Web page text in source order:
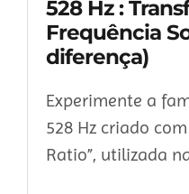
528 Hz :
Frequência
diferença)
Experimente a
528 Hz criado
Ratio”, utilizada na